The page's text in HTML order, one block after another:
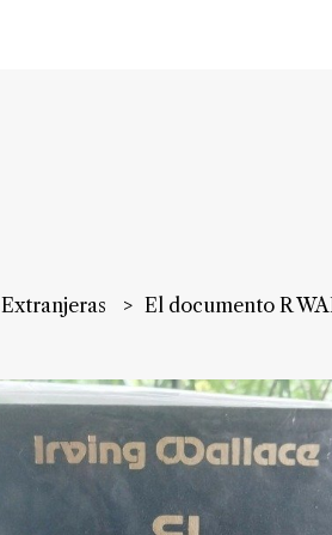
Extranjeras El documento R